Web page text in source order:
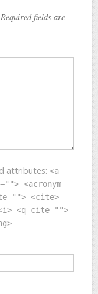
fields are
attributes: <a
<acronym
<cite>
<i> <q cite="">